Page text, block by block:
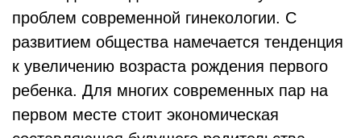
проблем современной гинекологии. С
развитием общества намечается тенденция
к увеличению возраста рождения первого
ребенка. Для многих современных пар на
первом месте стоит экономическая